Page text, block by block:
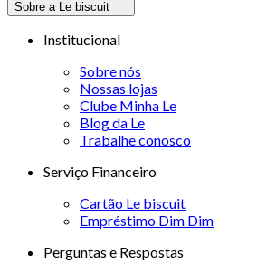
Sobre a Le biscuit
Institucional
Sobre nós
Nossas lojas
Clube Minha Le
Blog da Le
Trabalhe conosco
Serviço Financeiro
Cartão Le biscuit
Empréstimo Dim Dim
Perguntas e Respostas